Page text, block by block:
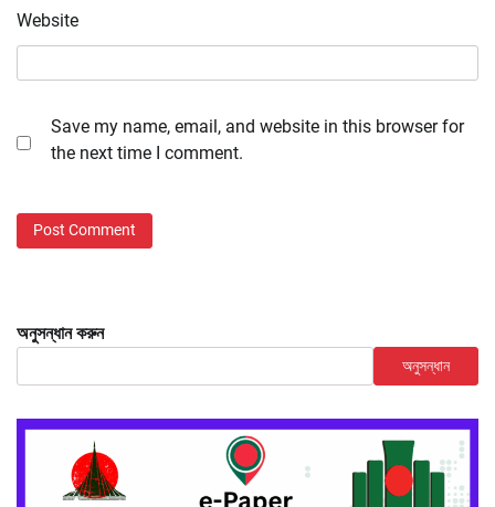
Website
Save my name, email, and website in this browser for
the next time I comment.
অনুসন্ধান করুন
অনুসন্ধান